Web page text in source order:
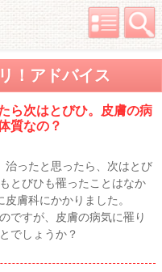
！アドバイス
ら次はとびひ。皮膚の病
質なの？
治ったと思ったら、次はとび
とびひも罹ったことはなか
膚科にかかりました。
ですが、皮膚の病気に罹り
でしょうか？